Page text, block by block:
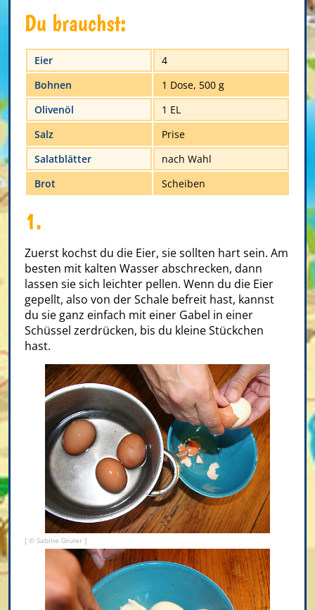
Du brauchst:
Eier
4
Bohnen
1 Dose, 500 g
Olivenöl
1 EL
Salz
Prise
Salatblätter
nach Wahl
Brot
Scheiben
1.
Zuerst kochst du die Eier, sie sollten hart sein. Am
besten mit kalten Wasser abschrecken, dann
lassen sie sich leichter pellen. Wenn du die Eier
gepellt, also von der Schale befreit hast, kannst
du sie ganz einfach mit einer Gabel in einer
Schüssel zerdrücken, bis du kleine Stückchen
hast.
[ © Sabine Gruler ]